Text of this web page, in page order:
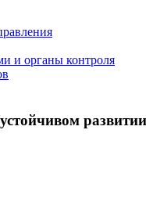
и органы контроля